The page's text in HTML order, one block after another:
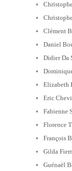
Clément
Daniel
Didier Da
Elizabeth
Eric
Fabienne
Florence
François
Gilda
Guénaël